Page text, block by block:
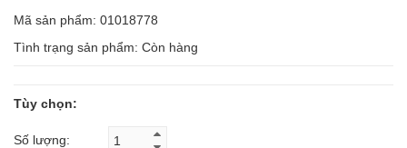
Mã sản phẩm: 01018778
Tình trạng sản phẩm: Còn hàng
Tùy chọn:
Số lượng: